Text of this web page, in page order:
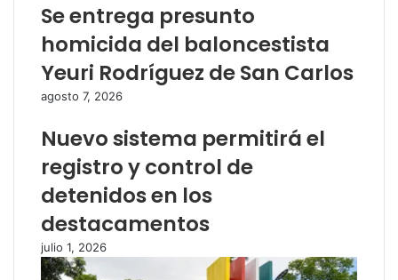
Se entrega presunto
homicida del baloncestista
Yeuri Rodríguez de San Carlos
agosto 7, 2026
Nuevo sistema permitirá el
registro y control de
detenidos en los
destacamentos
julio 1, 2026